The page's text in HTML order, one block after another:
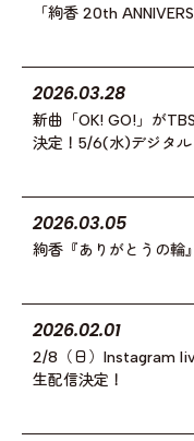
「絢香 20th
2026.03.28
新曲「OK! GO!」が
決定！5/6(水)デジタル
2026.03.05
絢香『ありがとうの輪
2026.02.01
2/8（日）Instagram
生配信決定！